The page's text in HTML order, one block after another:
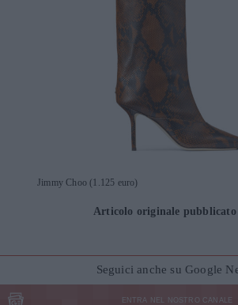
Jimmy Choo (1.125 euro)
Articolo originale pubblicato
Seguici anche su Google
ENTRA NEL NOSTRO CANALE